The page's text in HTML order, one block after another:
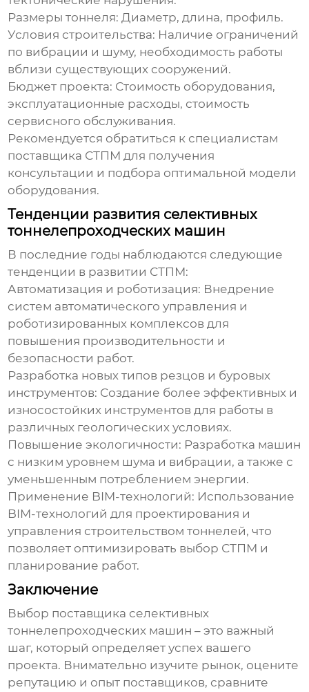
Размеры тоннеля: Диаметр, длина, профиль.
Условия строительства: Наличие ограничений
по вибрации и шуму, необходимость работы
вблизи существующих сооружений.
Бюджет проекта: Стоимость оборудования,
эксплуатационные расходы, стоимость
сервисного обслуживания.
Рекомендуется обратиться к специалистам
поставщика СТПМ для получения
консультации и подбора оптимальной модели
оборудования.
Тенденции развития селективных
тоннелепроходческих машин
В последние годы наблюдаются следующие
тенденции в развитии СТПМ:
Автоматизация и роботизация: Внедрение
систем автоматического управления и
роботизированных комплексов для
повышения производительности и
безопасности работ.
Разработка новых типов резцов и буровых
инструментов: Создание более эффективных и
износостойких инструментов для работы в
различных геологических условиях.
Повышение экологичности: Разработка машин
с низким уровнем шума и вибрации, а также с
уменьшенным потреблением энергии.
Применение BIM-технологий: Использование
BIM-технологий для проектирования и
управления строительством тоннелей, что
позволяет оптимизировать выбор СТПМ и
планирование работ.
Заключение
Выбор поставщика селективных
тоннелепроходческих машин – это важный
шаг, который определяет успех вашего
проекта. Внимательно изучите рынок, оцените
репутацию и опыт поставщиков, сравните